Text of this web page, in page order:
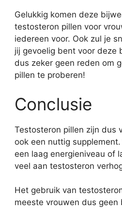
Gelukkig komen deze
testosteron pillen voor
iedereen voor. Ook zul je
jij gevoelig bent voor deze
dus zeker geen reden om
pillen te proberen!
Conclusie
Testosteron pillen zijn dus
ook een nuttig
een laag energieniveau of
veel aan testosteron
Het gebruik van
meeste vrouwen dus geen